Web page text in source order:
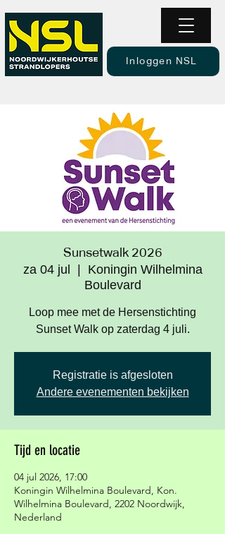
Inloggen NSL
Sunsetwalk 2026
za 04 jul
Koningin Wilhelmina
Boulevard
Loop mee met de Hersenstichting
Sunset Walk op zaterdag 4 juli.
Registratie is afgesloten
Andere evenementen bekijken
Tijd en locatie
04 jul 2026, 17:00
Koningin Wilhelmina Boulevard, Kon.
Wilhelmina Boulevard, 2202 Noordwijk,
Nederland